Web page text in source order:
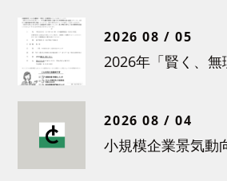
2026 08 / 05
2026 08 / 04